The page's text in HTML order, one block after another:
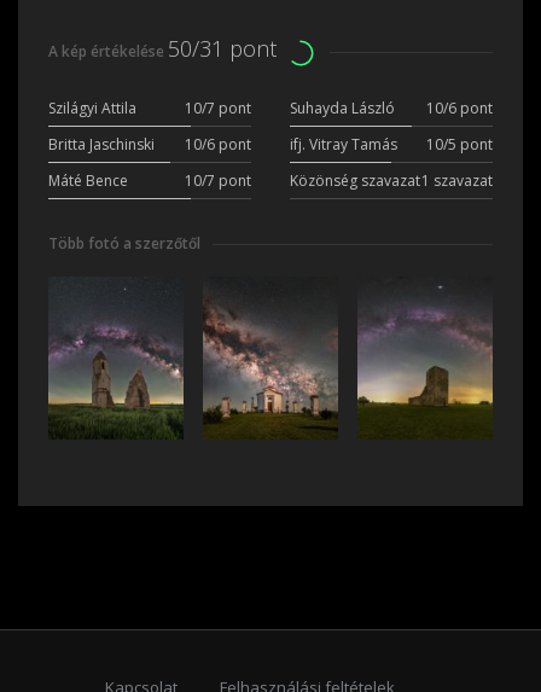
A kép értékelése 50/31 pont
Szilágyi Attila 10/7 pont Suhayda László
10/6 pont
Britta Jaschinski
10/6 pont ifj. Vitray Tamás
10/5 pont
Máté Bence
10/7 pont Közönség szavazat1 szavazat
Több fotó a szerzőtől
Kapcsolat Felhasználási feltételek